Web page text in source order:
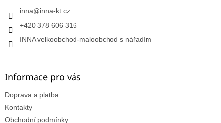
inna@inna-kt.cz
+420 378 606 316
INNA velkoobchod-maloobchod s nářadím
Informace pro vás
Doprava a platba
Kontakty
Obchodní podmínky